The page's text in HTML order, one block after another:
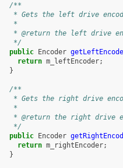
/**
* Gets the left drive
   *
* @return the left drive
   */
public Encoder
return m_leftEncoder;
}
/**
* Gets the right drive
   *
* @return the right drive
   */
public Encoder
return m_rightEncoder;
}